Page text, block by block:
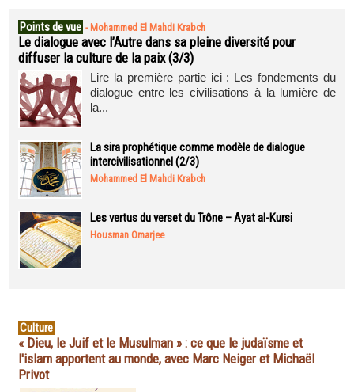
Points de vue - Mohammed El Mahdi Krabch
Le dialogue avec l’Autre dans sa pleine diversité pour
diffuser la culture de la paix (3/3)
Lire la première partie ici : Les fondements du
dialogue entre les civilisations à la lumière de
la...
La sira prophétique comme modèle de dialogue
intercivilisationnel (2/3)
Mohammed El Mahdi Krabch
Les vertus du verset du Trône – Ayat al-Kursi
Housman Omarjee
Culture
« Dieu, le Juif et le Musulman » : ce que le judaïsme et
l'islam apportent au monde, avec Marc Neiger et Michaël
Privot